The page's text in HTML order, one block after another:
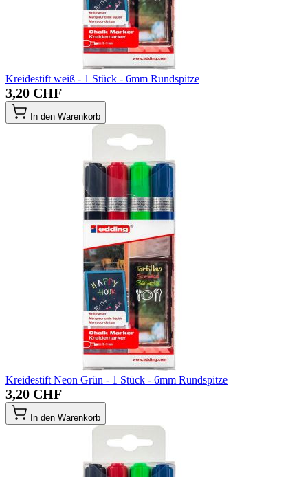
Kreidestift weiß - 1 Stück - 6mm Rundspitze
3,20 CHF
In den Warenkorb
Kreidestift Neon Grün - 1 Stück - 6mm Rundspitze
3,20 CHF
In den Warenkorb